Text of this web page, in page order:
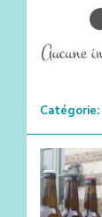
Catégorie: